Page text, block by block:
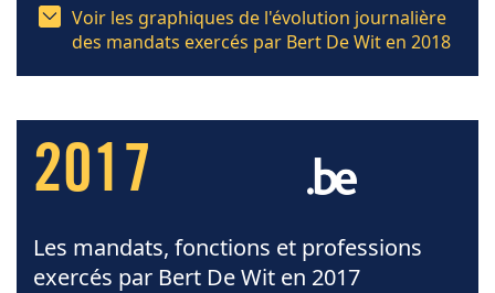
Voir les graphiques de l'évolution journalière
des mandats exercés par Bert De Wit en 2018
2017
Les mandats, fonctions et professions
exercés par Bert De Wit en 2017